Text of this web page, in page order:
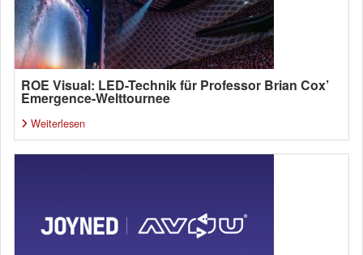
ROE Visual: LED-Technik für Professor Brian Cox’
Emergence-Welttournee
Weiterlesen